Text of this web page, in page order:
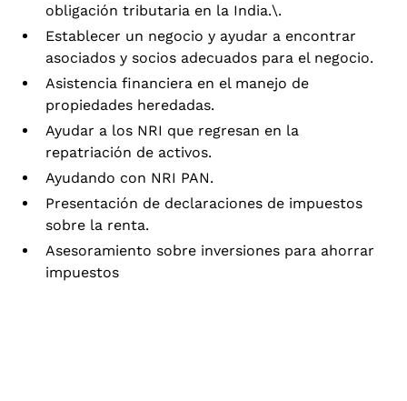
obligación tributaria en la India.\.
Establecer un negocio y ayudar a encontrar
asociados y socios adecuados para el negocio.
Asistencia financiera en el manejo de
propiedades heredadas.
Ayudar a los NRI que regresan en la
repatriación de activos.
Ayudando con NRI PAN.
Presentación de declaraciones de impuestos
sobre la renta.
Asesoramiento sobre inversiones para ahorrar
impuestos